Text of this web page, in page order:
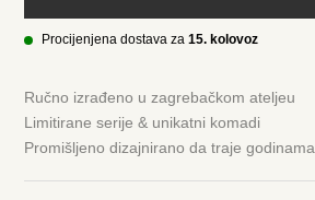
Procijenjena dostava za15. kolovoz
Ručno izrađeno u zagrebačkom ateljeu
Limitirane serije & unikatni komadi
Promišljeno dizajnirano da traje godinama